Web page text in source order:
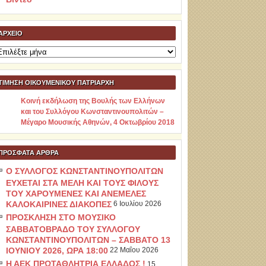
ΟΙΚΟΥΜΕΝΙΚΟΥ ΠΑΤΡΙΑΡΧΗ
Κοινή εκδήλωση της Βουλής των Ελλήνων
και του Συλλόγου Κωνσταντινουπολιτών –
Μέγαρο Μουσικής Αθηνών, 4 Οκτωβρίου 2018
ΆΡΘΡΑ
Ο ΣΥΛΛΟΓΟΣ ΚΩΝΣΤΑΝΤΙΝΟΥΠΟΛΙΤΩΝ
ΕΥΧΕΤΑΙ ΣΤΑ ΜΕΛΗ ΚΑΙ ΤΟΥΣ ΦΙΛΟΥΣ
ΤΟΥ ΧΑΡΟΥΜΕΝΕΣ ΚΑΙ ΑΝΕΜΕΛΕΣ
ΚΑΛΟΚΑΙΡΙΝΕΣ ΔΙΑΚΟΠΕΣ 6 Ιουλίου 2026
ΠΡΟΣΚΛΗΣΗ ΣΤΟ ΜΟΥΣΙΚΟ
ΣΑΒΒΑΤΟΒΡΑΔΟ ΤΟΥ ΣΥΛΛΟΓΟΥ
ΚΩΝΣΤΑΝΤΙΝΟΥΠΟΛΙΤΩΝ – ΣΑΒΒΑΤΟ 13
ΙΟΥΝΙΟΥ 2026, ΩΡΑ 18:00 22 Μαΐου 2026
Η ΑΕΚ ΠΡΩΤΑΘΛΗΤΡΙΑ ΕΛΛΑΔΟΣ !